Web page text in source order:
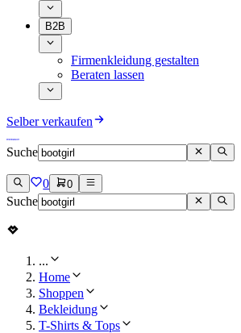
B2B
Firmenkleidung gestalten
Beraten lassen
Selber verkaufen
Suche
0 0
Suche
...
Home
Shoppen
Bekleidung
T-Shirts & Tops